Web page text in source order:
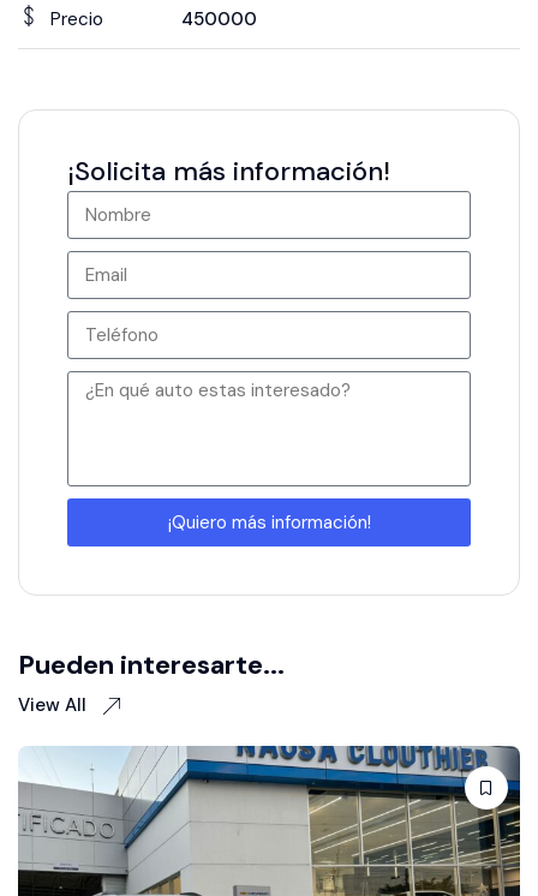
Precio 450000
¡Solicita más información!
¡Quiero más información!
Pueden interesarte...
View All